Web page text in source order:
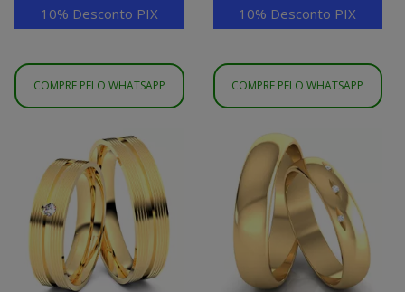
10% Desconto PIX
COMPRE PELO WHATSAPP
10% Desconto PIX
COMPRE PELO WHATSAPP